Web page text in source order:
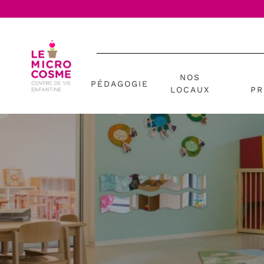
PÉDAGOGIE
NOS
LOCAUX